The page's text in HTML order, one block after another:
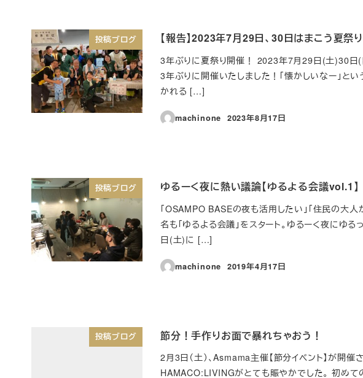
投稿ブログ 【報告】2023年7月29日、30日はまこう夏祭
3年ぶりに夏祭り開催！ 2023年7月29日(土)30日(
3年ぶりに開催いたしました！「懐かしいなー」と
かれる […]
machinone
投稿日
2023年8月17日
投稿ブログ ゆるーく夜に熱い議論【ゆるよる会議vol.1】
「OSAMPO BASEの夜も活用したい」「住民の大
名も「ゆるよる会議」をスタート。ゆるーく夜にゆ
日(土)に […]
machinone
投稿日
2019年4月17日
投稿ブログ 節分！手作りお面で暴れちゃおう！
2月3日（土）、Asmama主催【節分イベント】が開
HAMACO:LIVINGがとても賑やかでした。 初め